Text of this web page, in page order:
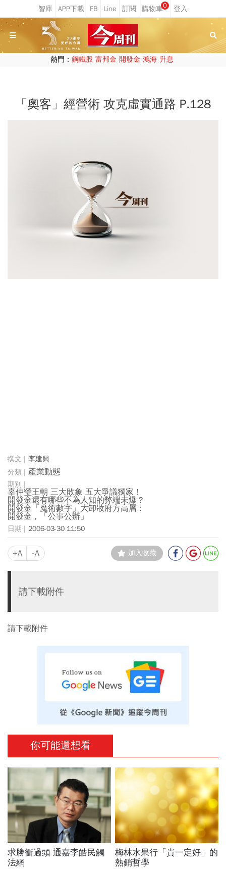
0
熱門： 鋼鐵股 富邦金 開發金 鴻海 升息
「奧客」經營術 攻克虛實通路 P.128
李建興
產業動態
辜仲瑩王朝 三大敗象 五大爭議獨家！
開發金還有哪些不為人知的弊端未爆？
開發金「魔術數字」大卸妝府方高層：
開發金，「公事公辦」
2006-03-30 11:50
+A -A 加入收藏
請下載附件
請下載附件
你可能還想看
求勝衝過頭 通嘉李皓民觸
法網
梅林水果行「貴一定好」的
熱銷哲學